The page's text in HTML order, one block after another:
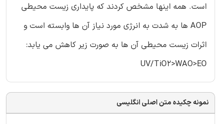
است. همه اينها مشخص كردند كه پايدارى زيست محيطى
AOP ها به شدت به انرژى مورد نياز آن ها وابسته است و
اثرات زيست محيطى آن ها به صورت زیر کاهش می یابد:
UV/TiO2>WAO>EO
نمونه چکیده متن اصلی انگلیسی